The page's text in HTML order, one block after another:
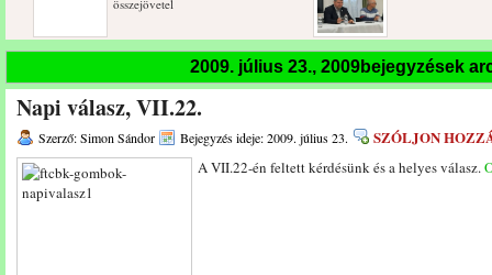
Rendkívüli közgyűlés és a 2025.
Dálnoki József 90 éves
2009. július 23., 2009bejegyzések
Napi válasz, VII.22.
Szerző: Simon Sándor Bejegyzés ideje: 2009. július 23. SZÓLJON
A VII.22-én feltett kérdésünk és a helyes válasz.